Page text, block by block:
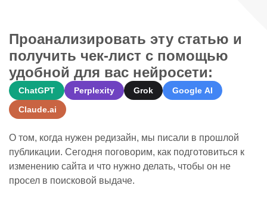
Проанализировать эту статью и
получить чек-лист с помощью
удобной для вас нейросети:
ChatGPT Perplexity Grok
Google AI
Claude.ai
О том, когда нужен редизайн, мы писали в прошлой
публикации. Сегодня поговорим, как подготовиться к
изменению сайта и что нужно делать, чтобы он не
просел в поисковой выдаче.